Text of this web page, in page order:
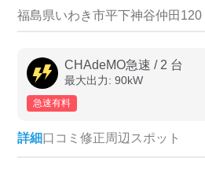
充電器の種類
急速充電器のみ表示
高速道路上のみ表示
福島県いわき市平下神谷仲田120
CHAdeMO急速 / 2 台
最大出力: 90kW
急速有料
詳細口コミ 修正周辺スポット